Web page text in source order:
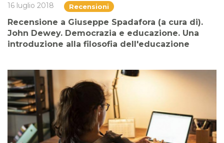
16 luglio 2018 Recensioni
Recensione a Giuseppe Spadafora (a cura di).
John Dewey. Democrazia e educazione. Una
introduzione alla filosofia dell'educazione